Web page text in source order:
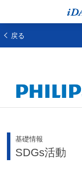
戻る
基礎情報
SDGs活動